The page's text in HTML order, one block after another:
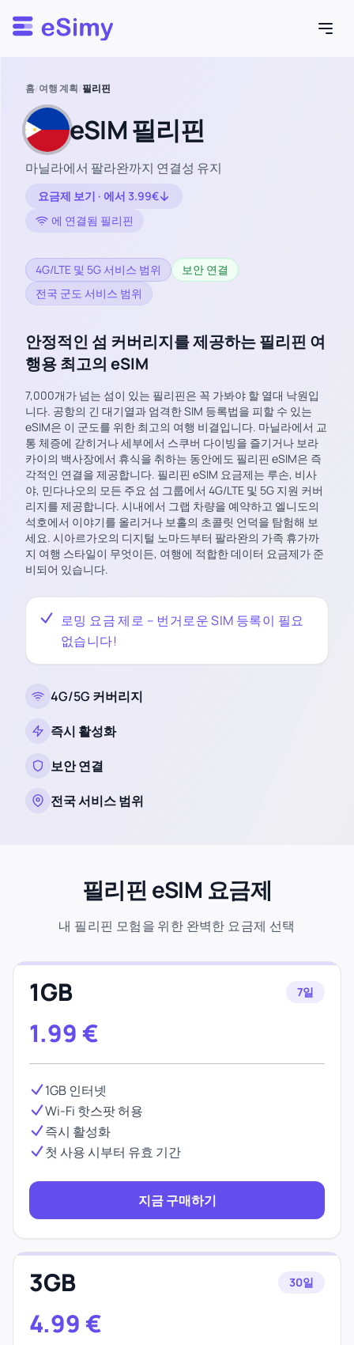
Esimy
홈/여행 계획/필리핀
eSIM 필리핀
마닐라에서 팔라완까지 연결성 유지
요금제 보기 · 에서 3.99€
에 연결됨 필리핀
4G/LTE 및 5G 서비스 범위
보안 연결
전국 군도 서비스 범위
안정적인 섬 커버리지를 제공하는 필리핀 여
행용 최고의 eSIM
7,000개가 넘는 섬이 있는 필리핀은 꼭 가봐야 할 열대 낙원입
니다. 공항의 긴 대기열과 엄격한 SIM 등록법을 피할 수 있는
eSIM은 이 군도를 위한 최고의 여행 비결입니다. 마닐라에서 교
통 체증에 갇히거나 세부에서 스쿠버 다이빙을 즐기거나 보라
카이의 백사장에서 휴식을 취하는 동안에도 필리핀 eSIM은 즉
각적인 연결을 제공합니다. 필리핀 eSIM 요금제는 루손, 비사
야, 민다나오의 모든 주요 섬 그룹에서 4G/LTE 및 5G 지원 커버
리지를 제공합니다. 시내에서 그랩 차량을 예약하고 엘니도의
석호에서 이야기를 올리거나 보홀의 초콜릿 언덕을 탐험해 보
세요. 시아르가오의 디지털 노마드부터 팔라완의 가족 휴가까
지 여행 스타일이 무엇이든, 여행에 적합한 데이터 요금제가 준
비되어 있습니다.
로밍 요금 제로 – 번거로운 SIM 등록이 필요
없습니다!
4G/5G 커버리지
즉시 활성화
보안 연결
전국 서비스 범위
필리핀 eSIM 요금제
내 필리핀 모험을 위한 완벽한 요금제 선택
1GB 7일
1.99 €
1GB 인터넷
Wi-Fi 핫스팟 허용
즉시 활성화
첫 사용 시부터 유효 기간
지금 구매하기
3GB 30일
4.99 €